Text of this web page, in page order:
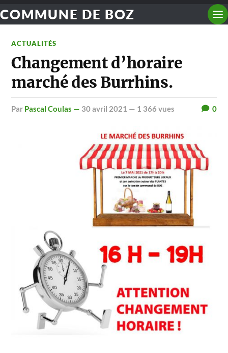
COMMUNE DE BOZ
ACTUALITÉS
Changement d’horaire
marché des Burrhins.
par Pascal Coulas — 30 avril 2021 — 1 366 vues 0